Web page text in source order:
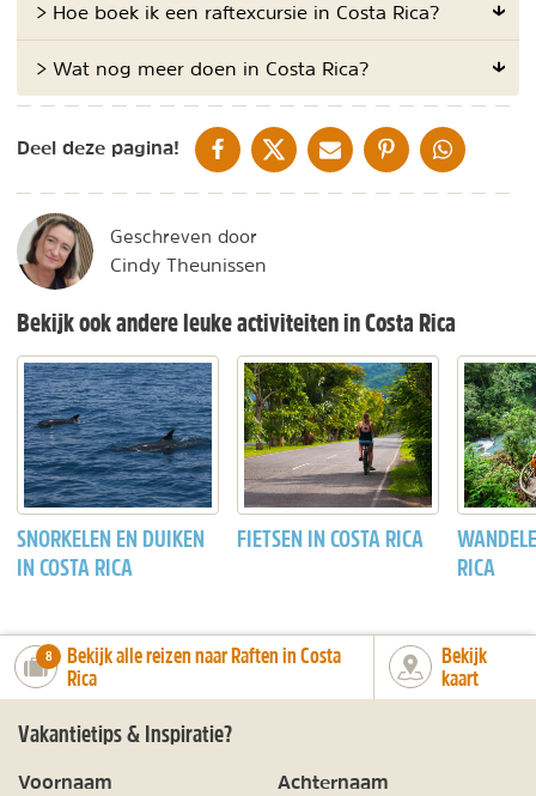
> Hoe boek ik een raftexcursie in Costa Rica?
> Wat nog meer doen in Costa Rica?
Deel deze pagina! DELEN OP FACEBOOK
DELEN OP XDELEN VIA DE MAIL
DELEN OP PINTEREST
DELEN OP
Geschreven door
Cindy Theunissen
Bekijk ook andere leuke activiteiten in Costa Rica
SNORKELEN EN DUIKEN
IN COSTA RICA
FIETSEN IN COSTA RICA
RICA
number_of_trips:
8
Bekijk alle reizen naar Raften in Costa
Rica
Bekijk
kaart
Vakantietips & Inspiratie?
Voornaam Achternaam